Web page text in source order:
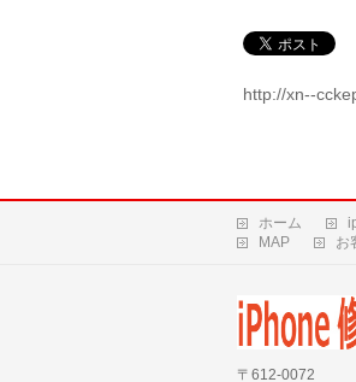
http://xn--
ホーム
MAP
お
〒612-0072